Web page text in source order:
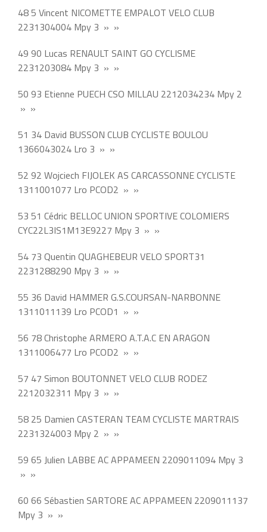
48 5 Vincent NICOMETTE EMPALOT VELO CLUB
2231304004 Mpy 3 » »
49 90 Lucas RENAULT SAINT GO CYCLISME
2231203084 Mpy 3 » »
50 93 Etienne PUECH CSO MILLAU 2212034234 Mpy 2
» »
51 34 David BUSSON CLUB CYCLISTE BOULOU
1366043024 Lro 3 » »
52 92 Wojciech FIJOLEK AS CARCASSONNE CYCLISTE
1311001077 Lro PCOD2 » »
53 51 Cédric BELLOC UNION SPORTIVE COLOMIERS
CYC22L3IS1M13E9227 Mpy 3 » »
54 73 Quentin QUAGHEBEUR VELO SPORT31
2231288290 Mpy 3 » »
55 36 David HAMMER G.S.COURSAN-NARBONNE
1311011139 Lro PCOD1 » »
56 78 Christophe ARMERO A.T.A.C EN ARAGON
1311006477 Lro PCOD2 » »
57 47 Simon BOUTONNET VELO CLUB RODEZ
2212032311 Mpy 3 » »
58 25 Damien CASTERAN TEAM CYCLISTE MARTRAIS
2231324003 Mpy 2 » »
59 65 Julien LABBE AC APPAMEEN 2209011094 Mpy 3
» »
60 66 Sébastien SARTORE AC APPAMEEN 2209011137
Mpy 3 » »